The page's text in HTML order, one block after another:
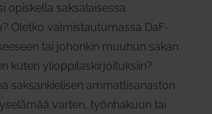
opiskella saksalaisessa
Oletko valmistautumassa DaF-
tai johonkin muuhun sakan
kuten ylioppilaskirjoituksiin?
saksankielisen ammattisanaston
varten, työnhakuun tai